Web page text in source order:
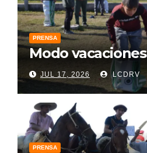
PRENSA
Modo vacaciones
JUL 17, 2026 LCDRV
PRENSA